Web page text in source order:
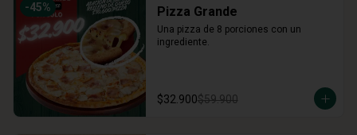
-45% Pizza Grande
Una pizza de 8 porciones con un
ingrediente.
$32.900$59.900